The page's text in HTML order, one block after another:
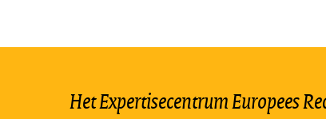
Het Expertisecentrum Europees